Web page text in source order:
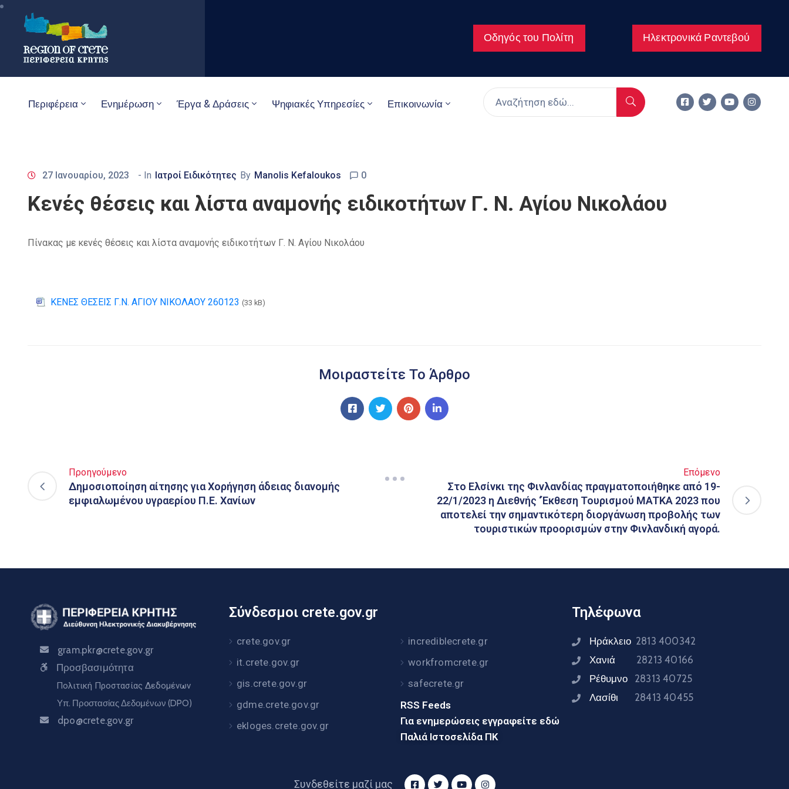
Οδηγός του Πολίτη Ηλεκτρονικά Ραντεβού
Περιφέρεια Ενημέρωση Έργα & Δράσεις Ψηφιακές Υπηρεσίες Επικοινωνία
27 Ιανουαρίου, 2023 - In Ιατροί Ειδικότητες By Manolis Kefaloukos 0
Κενές θέσεις και λίστα αναμονής ειδικοτήτων Γ. Ν. Αγίου Νικολάου
Πίνακας με κενές θέσεις και λίστα αναμονής ειδικοτήτων Γ. Ν. Αγίου Νικολάου
ΚΕΝΕΣ ΘΕΣΕΙΣ Γ.Ν. ΑΓΙΟΥ ΝΙΚΟΛΑΟΥ 260123 (33 kB)
Μοιραστείτε Το Άρθρο
Προηγούμενο
Δημοσιοποίηση αίτησης για Χορήγηση άδειας διανομής
εμφιαλωμένου υγραερίου Π.Ε. Χανίων
Επόμενο
Στο Ελσίνκι της Φινλανδίας πραγματοποιήθηκε από 19-
22/1/2023 η Διεθνής ‘Έκθεση Τουρισμού MATKA 2023 που
αποτελεί την σημαντικότερη διοργάνωση προβολής των
τουριστικών προορισμών στην Φινλανδική αγορά.
gram.pkr@crete.gov.gr
Προσβασιμότητα
Πολιτική Προστασίας Δεδομένων
Υπ. Προστασίας Δεδομένων (DPO)
dpo@crete.gov.gr
Σύνδεσμοι crete.gov.gr
crete.gov.gr
it.crete.gov.gr
gis.crete.gov.gr
gdme.crete.gov.gr
ekloges.crete.gov.gr
incrediblecrete.gr
workfromcrete.gr
safecrete.gr
RSS Feeds
Για ενημερώσεις εγγραφείτε εδώ
Παλιά Ιστοσελίδα ΠΚ
Τηλέφωνα
Ηράκλειο 2813 400342
Χανιά 28213 40166
Ρέθυμνο 28313 40725
Λασίθι 28413 40455
Συνδεθείτε μαζί μας